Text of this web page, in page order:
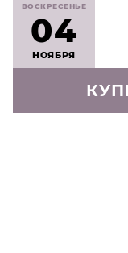
ВОСКРЕСЕНЬЕ
04
НОЯБРЯ